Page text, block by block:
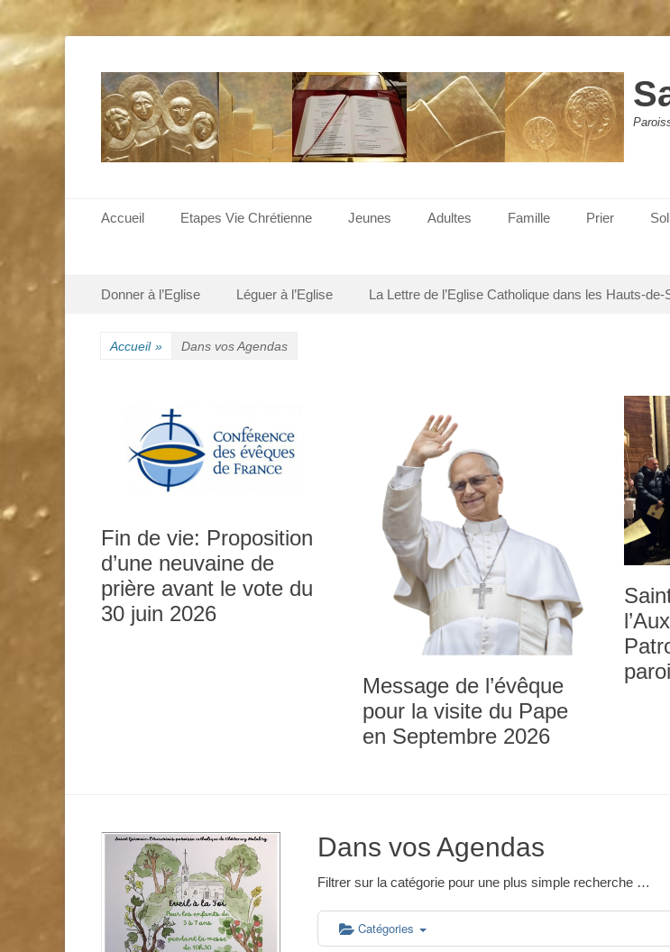
Menu principal
Accueil Etapes Vie Chrétienne Jeunes Adultes Famille Prier
Menu secondaire
Donner à l’Eglise Léguer à l’Eglise La Lettre de l’Eglise Catholique dans les Hauts-de-
Accueil » Dans vos Agendas
Fin de vie: Proposition
d’une neuvaine de
prière avant le vote du
30 juin 2026
Message de l’évêque
pour la visite du Pape
en Septembre 2026
Dans vos Agendas
Filtrer sur la catégorie pour une plus simple recherche …
Catégories
6h00